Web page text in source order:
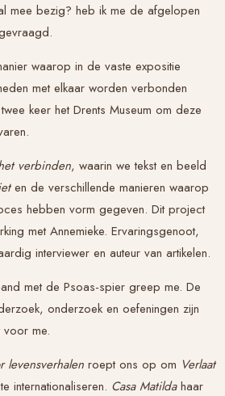
mee bezig? heb ik me de afgelopen
waarop in de vaste expositie
met elkaar worden verbonden
keer het Drents Museum om deze
verbinden, waarin we tekst en beeld
en de verschillende manieren waarop
hebben vorm gegeven. Dit project
met Annemieke. Ervaringsgenoot,
interviewer en auteur van artikelen.
met de Psoas-spier greep me. De
onderzoek en oefeningen zijn
me.
levensverhalen roept ons op om Verlaat
internationaliseren. Casa Matildahaar